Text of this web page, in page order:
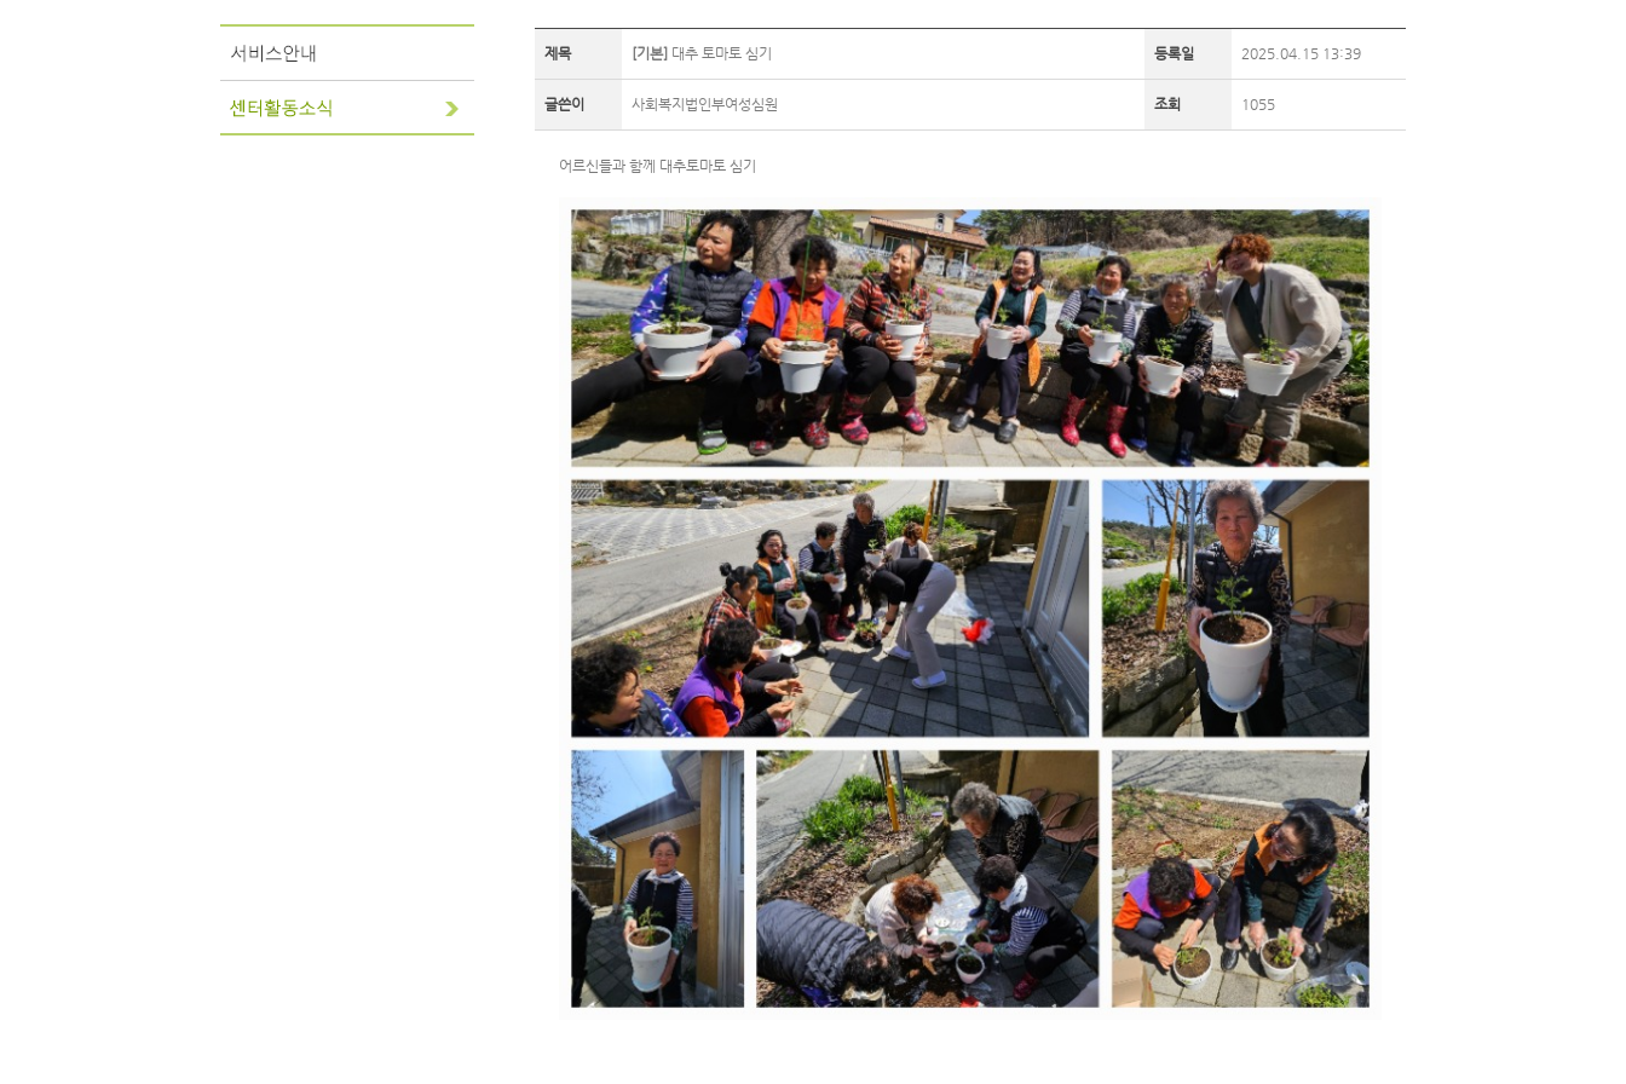
제목 [기본] 대추 토마토 심기 등록일 2025.04.15 13:39
글쓴이 사회복지법인부여성심원 조회 1055
어르신들과 함께 대추토마토 심기